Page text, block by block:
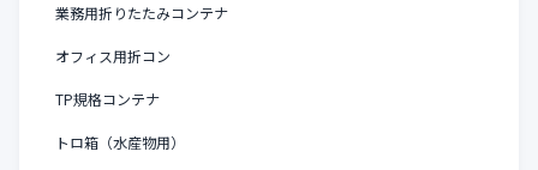
業務用折りたたみコンテナ
オフィス用折コン
TP規格コンテナ
トロ箱（水産物用）